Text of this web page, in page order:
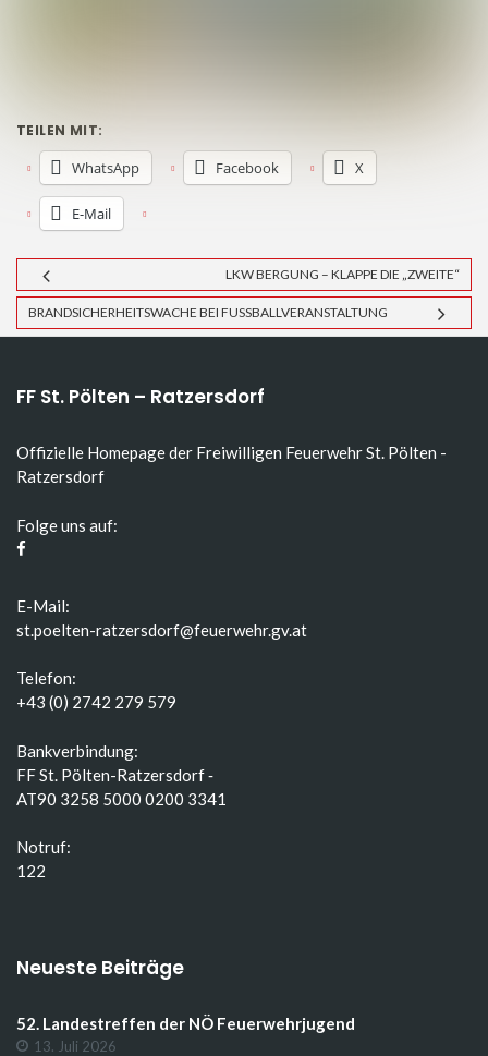
TEILEN MIT:
WhatsApp Facebook X
E-Mail
LKW BERGUNG – KLAPPE DIE „ZWEITE“
BRANDSICHERHEITSWACHE BEI FUSSBALLVERANSTALTUNG
FF St. Pölten – Ratzersdorf
Offizielle Homepage der Freiwilligen Feuerwehr St. Pölten -
Ratzersdorf
Folge uns auf:
E-Mail:
st.poelten-ratzersdorf@feuerwehr.gv.at
Telefon:
+43 (0) 2742 279 579
Bankverbindung:
FF St. Pölten-Ratzersdorf ‑
AT90 3258 5000 0200 3341
Notruf:
122
Neueste Beiträge
52. Landestreffen der NÖ Feuerwehrjugend
13. Juli 2026